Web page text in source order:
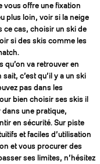
vous offre une fixation
plus loin, voir si la neige
ce cas, choisir un ski de
si des skis comme les
qu’on va retrouver en
c’est qu’il y a un ski
pas dans les
bien choisir ses skis il
une pratique,
en sécurité. Sur piste
et faciles d’utilisation
et vous procurer des
ses limites, n’hésitez